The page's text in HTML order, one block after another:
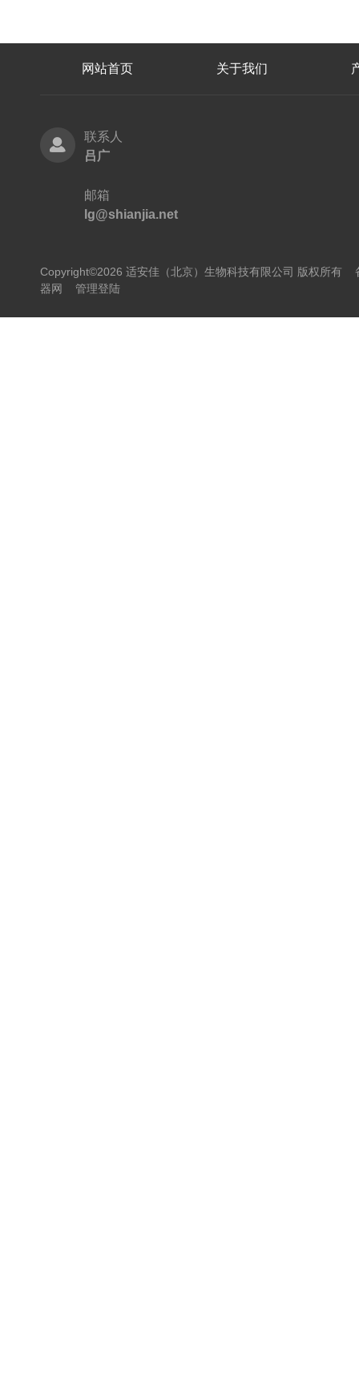
网站首页 关于我们
联系人
吕广
邮箱
lg@shianjia.net
Copyright©2026 适安佳（北京）生物科技有限公司 版权所有
器网
管理登陆